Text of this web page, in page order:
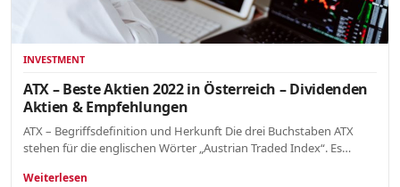
INVESTMENT
ATX – Beste Aktien 2022 in Österreich – Dividenden
Aktien & Empfehlungen
ATX – Begriffsdefinition und Herkunft Die drei Buchstaben ATX
stehen für die englischen Wörter „Austrian Traded Index“. Es…
Weiterlesen